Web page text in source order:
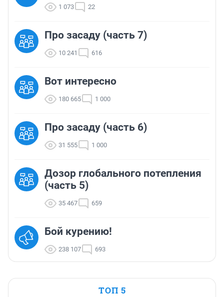
1 073 22
Про засаду (часть 7)
10 241 616
Вот интересно
180 665 1 000
Про засаду (часть 6)
31 555 1 000
Дозор глобального потепления
(часть 5)
35 467 659
Бой курению!
238 107 693
ТОП 5